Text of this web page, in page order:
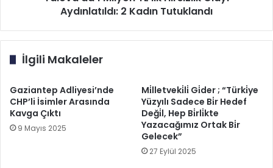
Aydınlatıldı: 2 Kadın Tutuklandı
İlgili Makaleler
Gaziantep Adliyesi’nde
CHP’li İsimler Arasında
Kavga Çıktı
9 Mayıs 2025
Mi̇lletveki̇li̇ Gi̇der ; “Türki̇ye
Yüzyılı Sadece Bi̇r Hedef
Deği̇l, Hep Bi̇rli̇kte
Yazacağımız Ortak Bi̇r
Gelecek”
27 Eylül 2025